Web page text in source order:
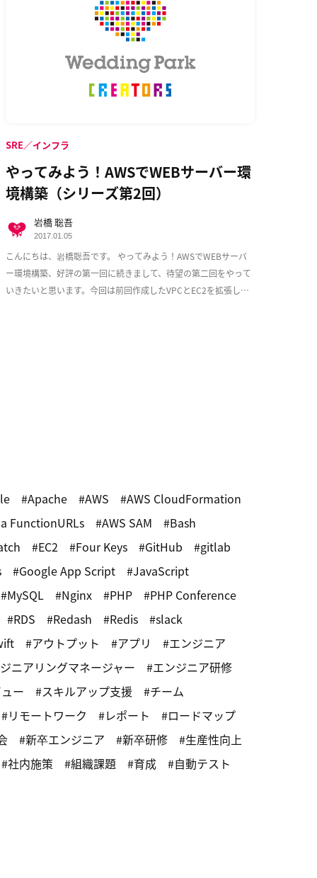
やってみよう！AWSでWEBサーバー環
境構築（シリーズ第2回）
こんにちは、岩橋聡吾です。 やってみよう！AWSでWEBサーバ
ー環境構築、好評の第一回に続きまして、待望の第二回をやって
いきたいと思います。今回は前回作成したVPCとEC2を拡張し、
SRE／インフラ
岩橋 聡吾
2017.01.05
Apache AWS
AWS CloudFormation
FunctionURLs
AWS SAM
Bash
EC2 Four Keys GitHub
gitlab
Google App Script
JavaScript
MySQL
Nginx PHP
PHP Conference
RDS
Redash Redis
slack
アウトプット アプリ
エンジニア
ニアリングマネージャー
エンジニア研修
ー
スキルアップ支援
チーム
リモートワーク
レポート
ロードマップ
新卒エンジニア 新卒研修
生産性向上
社内施策
組織課題 育成 自動テスト